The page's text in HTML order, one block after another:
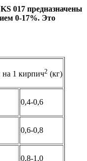
017 предназначены
0-17%. Это
на 1 кирпич2 (кг)
0,4-0,6
0,6-0,8
0,8-1,0